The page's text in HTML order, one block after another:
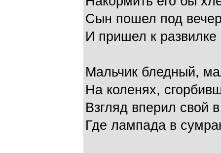
Сын пошел под
И пришел к
Мальчик бледный,
На коленях,
Взгляд вперил свой
Где лампада в